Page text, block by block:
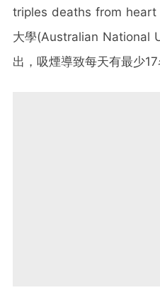
triples deaths from heart
大學(Australian National
出，吸煙導致每天有最少17